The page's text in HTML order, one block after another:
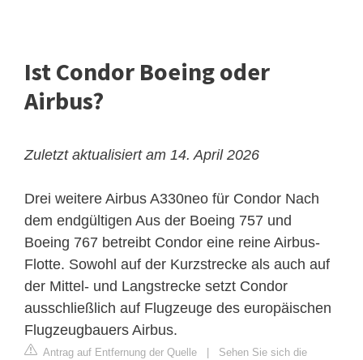
Ist Condor Boeing oder
Airbus?
Zuletzt aktualisiert am 14. April 2026
Drei weitere Airbus A330neo für Condor Nach
dem endgültigen Aus der Boeing 757 und
Boeing 767 betreibt Condor eine reine Airbus-
Flotte. Sowohl auf der Kurzstrecke als auch auf
der Mittel- und Langstrecke setzt Condor
ausschließlich auf Flugzeuge des europäischen
Flugzeugbauers Airbus.
Antrag auf Entfernung der Quelle
Sehen Sie sich die